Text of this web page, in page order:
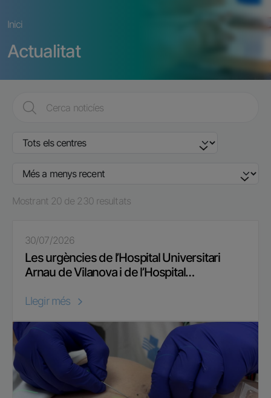
Fil d'ariadna
Inici
Actualitat
Mostrant 20 de 230 resultats
30/07/2026
Les urgències de l’Hospital Universitari
Arnau de Vilanova i de l’Hospital…
Llegir més